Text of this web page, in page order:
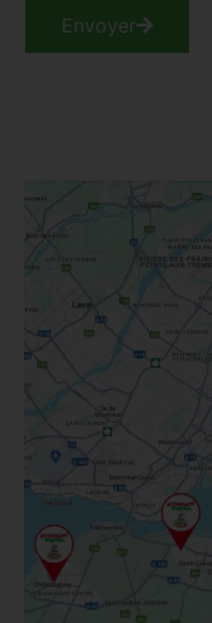
Envoyer